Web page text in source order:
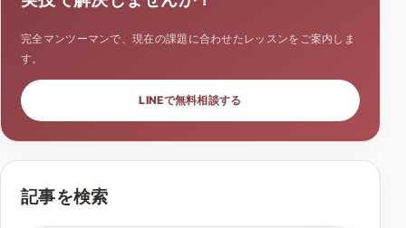
完全マンツーマンで、現在の課題に合わせたレッスンをご案内しま
す。
LINEで無料相談する
記事を検索